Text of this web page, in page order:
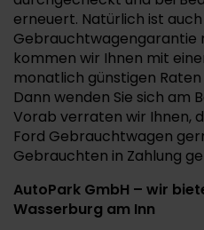
erneuert. Natürlich ist
Gebrauchtwagengarantie
kommen wir Ihnen mit
monatlich günstigen
Dann wenden Sie sich am
Vorab verraten wir Ihnen,
Ford Gebrauchtwagen
Gebrauchten in Zahlung
AutoPark GmbH – wir
Wasserburg am Inn